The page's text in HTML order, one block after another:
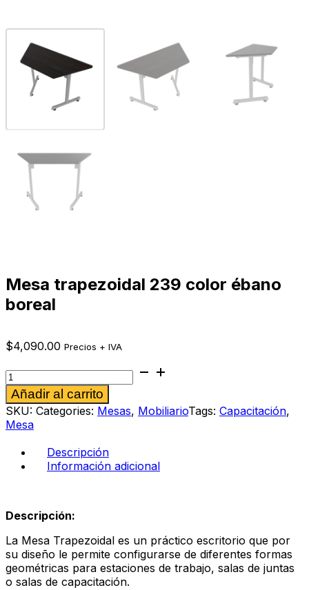
Mesa trapezoidal 239 color ébano
boreal
$4,090.00 Precios + IVA
Mesa
trapezoidal
239
color
ébano
boreal
Añadir al carrito
SKU: Categories: Mesas, MobiliarioTags: Capacitación,
Mesa
Descripción
Información adicional
Descripción:
La Mesa Trapezoidal es un práctico escritorio que por
su diseño le permite configurarse de diferentes formas
geométricas para estaciones de trabajo, salas de juntas
o salas de capacitación.